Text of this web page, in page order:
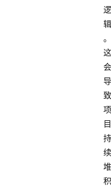
逻
辑
。
这
会
导
致
项
目
持
续
堆
积